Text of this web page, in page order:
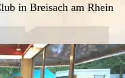
in Breisach am Rhein